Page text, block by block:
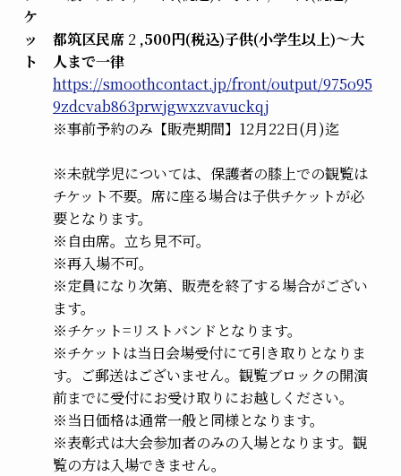
ケ
ッ
ト
都筑区民席 2 ,500円(税込)子供(小学生以上)〜大
人まで一律
https://smoothcontact.jp/front/output/975o95
9zdcvab863prwjgwxzvavuckqj
※事前予約のみ【販売期間】12月22日(月)迄
※未就学児については、保護者の膝上での観覧は
チケット不要。席に座る場合は子供チケットが必
要となります。
※自由席。立ち見不可。
※再入場不可。
※定員になり次第、販売を終了する場合がござい
ます。
※チケット=リストバンドとなります。
※チケットは当日会場受付にて引き取りとなりま
す。ご郵送はございません。観覧ブロックの開演
前までに受付にお受け取りにお越しください。
※当日価格は通常一般と同様となります。
※表彰式は大会参加者のみの入場となります。観
覧の方は入場できません。